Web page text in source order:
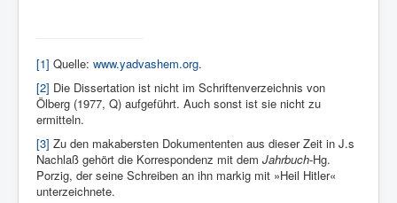
[1] Quelle: www.yadvashem.org.
[2] Die Dissertation ist nicht im Schriftenverzeichnis von
Ölberg (1977, Q) aufgeführt. Auch sonst ist sie nicht zu
ermitteln.
[3] Zu den makabersten Dokumententen aus dieser Zeit in J.s
Nachlaß gehört die Korre­spondenz mit dem Jahrbuch-Hg.
Porzig, der seine Schreiben an ihn markig mit »Heil Hitler«
unterzeichnete.